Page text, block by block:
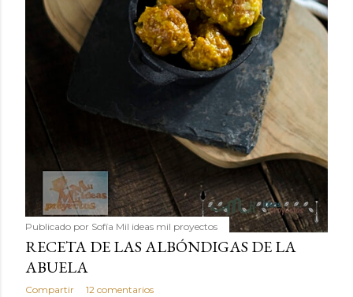
Publicado por Sofía Mil ideas mil proyectos
RECETA DE LAS ALBÓNDIGAS DE LA
ABUELA
Compartir 12 comentarios